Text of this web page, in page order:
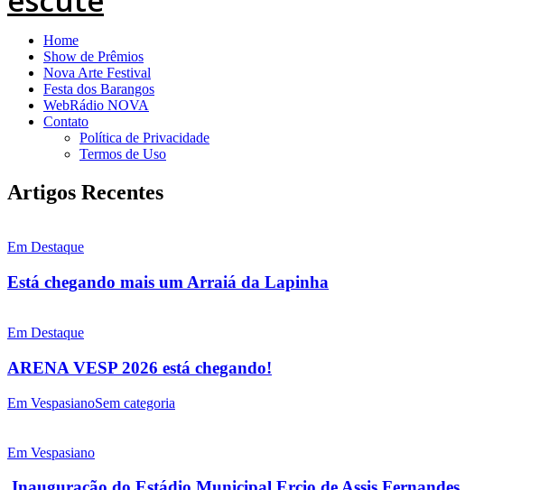
Home
Show de Prêmios
Nova Arte Festival
Festa dos Barangos
WebRádio NOVA
Contato
Política de Privacidade
Termos de Uso
Artigos Recentes
Em Destaque
Está chegando mais um Arraiá da Lapinha
Em Destaque
ARENA VESP 2026 está chegando!
Em VespasianoSem categoria
Em Vespasiano